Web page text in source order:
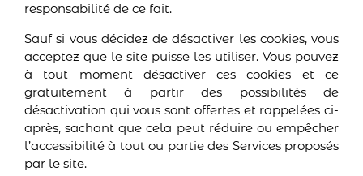
responsabilité de ce fait.
Sauf si vous décidez de désactiver les cookies, vous
acceptez que le site puisse les utiliser. Vous pouvez
à tout moment désactiver ces cookies et ce
gratuitement à partir des possibilités de
désactivation qui vous sont offertes et rappelées ci-
après, sachant que cela peut réduire ou empêcher
l’accessibilité à tout ou partie des Services proposés
par le site.